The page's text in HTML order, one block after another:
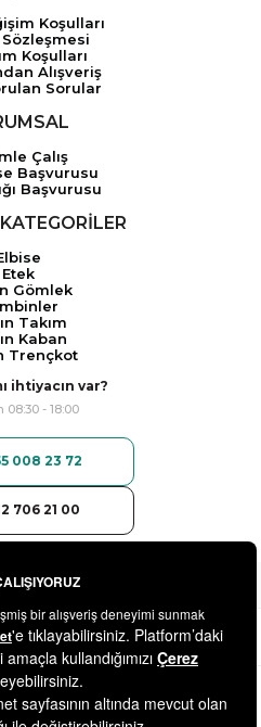
Koşulları
Koşulları
Alışveriş
Sorular
Çalış
Başvurusu
Başvurusu
Etek
Gömlek
Takım
Kaban
Trençkot
ihtiyacın var?
08:30 - 18:00
008 23 72
706 21 00
- Tüm Hakları Saklıdır.